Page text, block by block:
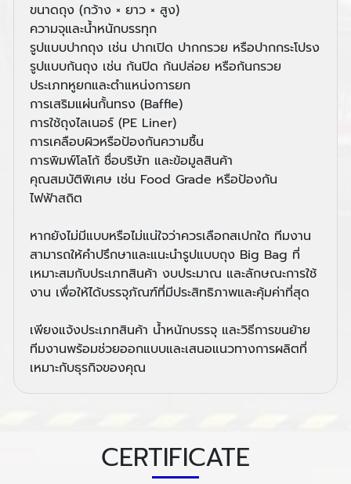
ขนาดถุง (กว้าง × ยาว × สูง)
ความจุและน้ำหนักบรรทุก
รูปแบบปากถุง เช่น ปากเปิด ปากกรวย หรือปากกระโปรง
รูปแบบก้นถุง เช่น ก้นปิด ก้นปล่อย หรือก้นกรวย
ประเภทหูยกและตำแหน่งการยก
การเสริมแผ่นกั้นทรง (Baffle)
การใช้ถุงไลเนอร์ (PE Liner)
การเคลือบผิวหรือป้องกันความชื้น
การพิมพ์โลโก้ ชื่อบริษัท และข้อมูลสินค้า
คุณสมบัติพิเศษ เช่น Food Grade หรือป้องกัน
ไฟฟ้าสถิต
หากยังไม่มีแบบหรือไม่แน่ใจว่าควรเลือกสเปกใด ทีมงาน
สามารถให้คำปรึกษาและแนะนำรูปแบบถุง Big Bag ที่
เหมาะสมกับประเภทสินค้า งบประมาณ และลักษณะการใช้
งาน เพื่อให้ได้บรรจุภัณฑ์ที่มีประสิทธิภาพและคุ้มค่าที่สุด
เพียงแจ้งประเภทสินค้า น้ำหนักบรรจุ และวิธีการขนย้าย
ทีมงานพร้อมช่วยออกแบบและเสนอแนวทางการผลิตที่
เหมาะกับธุรกิจของคุณ
CERTIFICATE